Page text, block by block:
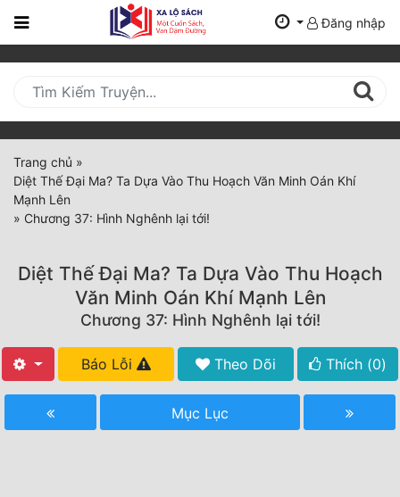
Trang
Mới
Cập
Nhật
(current)
BXH
Truyện Mới Ra
Hoàn Thành
Free
Đăng nhập
Trang chủ »
Diệt Thế Đại Ma? Ta Dựa Vào Thu Hoạch Văn Minh Oán Khí
Mạnh Lên
» Chương 37: Hình Nghênh lại tới!
Diệt Thế Đại Ma? Ta Dựa Vào Thu Hoạch
Văn Minh Oán Khí Mạnh Lên
Chương 37: Hình Nghênh lại tới!
Báo Lỗi Theo Dõi Thích (0)
Mục Lục